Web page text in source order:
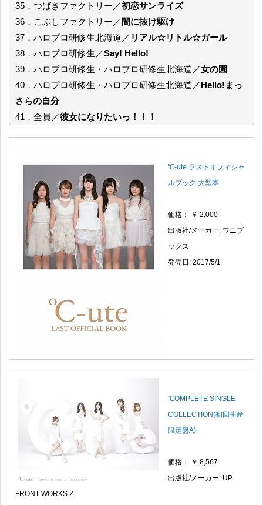
35．つばきファクトリー／初恋サンライズ
36．こぶしファクトリー／ 闇に抜け駆け
37．ハロプロ研修生北海道／ リアル☆リトル☆ガール
38．ハロプロ研修生／Say! Hello!
39．ハロプロ研修生・ハロプロ研修生北海道／女の園
40．ハロプロ研修生・ハロプロ研修生北海道／Hello!まっ
さらの自分
41．全員／彼女になりたいっ！！！
℃-ute ラストオフィシャ
ルブック 大型本
価格： ￥ 2,000
出版社/メーカー: ワニブ
ックス
発売日: 2017/5/1
℃OMPLETE SINGLE
COLLECTION(初回生産
限定盤A)
価格： ￥ 8,567
出版社/メーカー: UP
FRONT WORKS Z